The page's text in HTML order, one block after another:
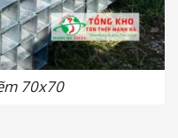
70x70